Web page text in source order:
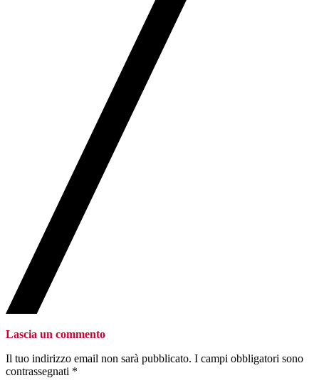
Lascia un commento
Il tuo indirizzo email non sarà pubblicato. I campi obbligatori sono
contrassegnati *